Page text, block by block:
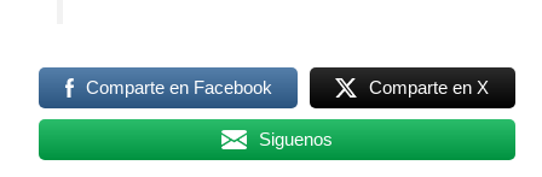
Comparte en Facebook Comparte en X
Siguenos